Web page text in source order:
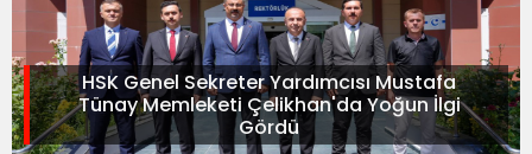
HSK Genel Sekreter Yardımcısı Mustafa
Tünay Memleketi Çelikhan'da Yoğun İlgi
Gördü